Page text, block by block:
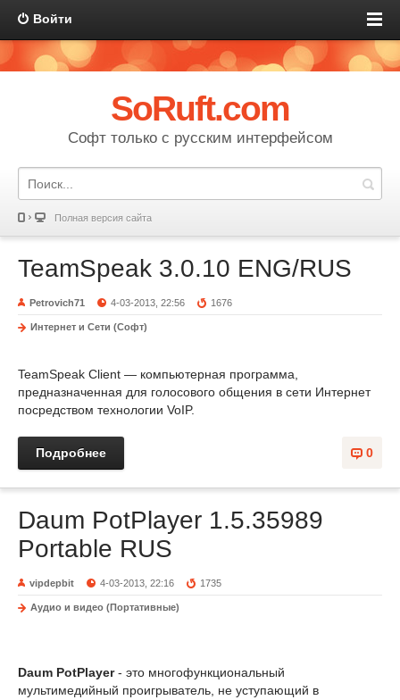
Войти
SoRuft.com
Софт только с русским интерфейсом
Полная версия сайта
TeamSpeak 3.0.10 ENG/RUS
Petrovich71 4-03-2013, 22:56 1676
Интернет и Сети (Софт)
TeamSpeak Client — компьютерная программа,
предназначенная для голосового общения в сети Интернет
посредством технологии VoIP.
0
Подробнее
Daum PotPlayer 1.5.35989
Portable RUS
vipdepbit 4-03-2013, 22:16 1735
Аудио и видео (Портативные)
Daum PotPlayer- это многофункциональный
мультимедийный проигрыватель, не уступающий в